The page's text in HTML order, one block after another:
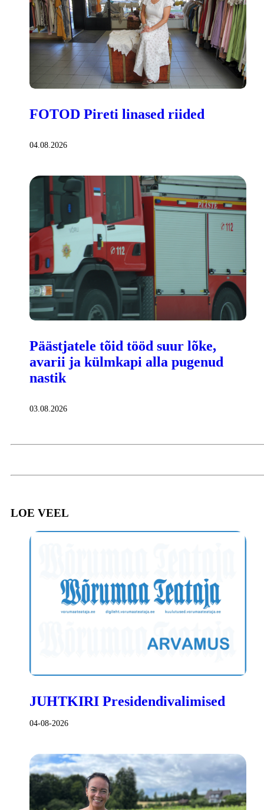
FOTOD Pireti linased riided
04.08.2026
Päästjatele tõid tööd suur lõke,
avarii ja külmkapi alla pugenud
nastik
03.08.2026
LOE VEEL
JUHTKIRI Presidendivalimised
04-08-2026